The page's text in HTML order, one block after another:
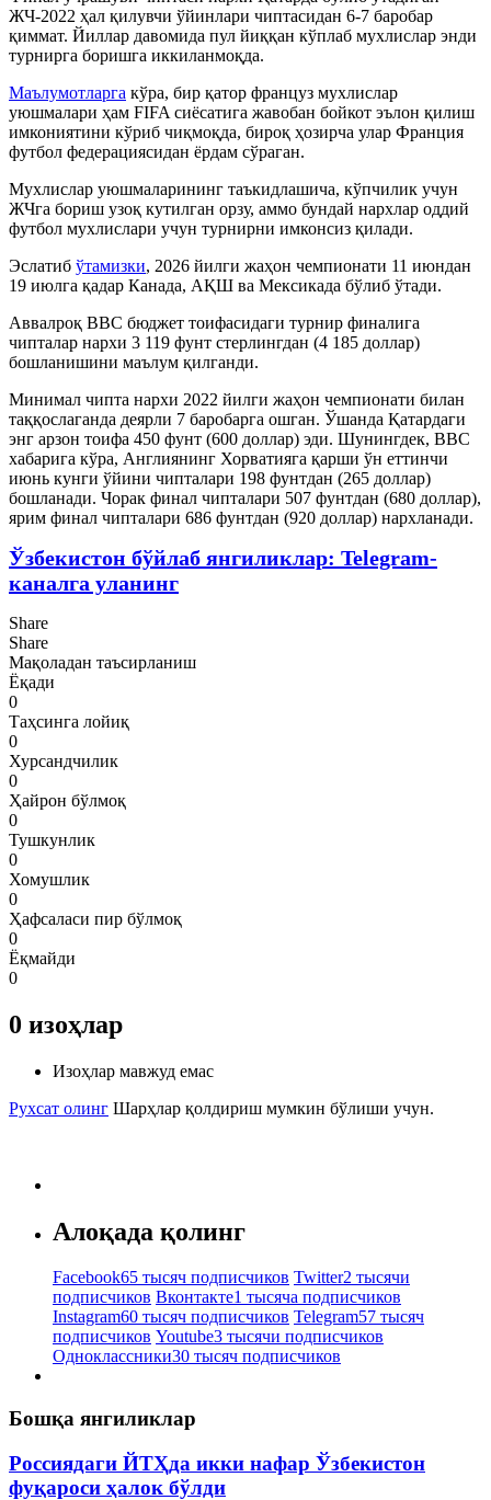
ЖЧ-2022 ҳал қилувчи ўйинлари чиптасидан 6-7 баробар
қиммат. Йиллар давомида пул йиққан кўплаб мухлислар энди
турнирга боришга иккиланмоқда.
Маълумотларга кўра, бир қатор француз мухлислар
уюшмалари ҳам FIFA сиёсатига жавобан бойкот эълон қилиш
имкониятини кўриб чиқмоқда, бироқ ҳозирча улар Франция
футбол федерациясидан ёрдам сўраган.
Мухлислар уюшмаларининг таъкидлашича, кўпчилик учун
ЖЧга бориш узоқ кутилган орзу, аммо бундай нархлар оддий
футбол мухлислари учун турнирни имконсиз қилади.
Эслатиб ўтамизки, 2026 йилги жаҳон чемпионати 11 июндан
19 июлга қадар Канада, АҚШ ва Мексикада бўлиб ўтади.
Аввалроқ BBC бюджет тоифасидаги турнир финалига
чипталар нархи 3 119 фунт стерлингдан (4 185 доллар)
бошланишини маълум қилганди.
Минимал чипта нархи 2022 йилги жаҳон чемпионати билан
таққослаганда деярли 7 баробарга ошган. Ўшанда Қатардаги
энг арзон тоифа 450 фунт (600 доллар) эди. Шунингдек, BBC
хабарига кўра, Англиянинг Хорватияга қарши ўн еттинчи
июнь кунги ўйини чипталари 198 фунтдан (265 доллар)
бошланади. Чорак финал чипталари 507 фунтдан (680 доллар),
ярим финал чипталари 686 фунтдан (920 доллар) нархланади.
Ўзбекистон бўйлаб янгиликлар: Telegram-
каналга уланинг
Share
Share
Мақоладан таъсирланиш
Ёқади
0
Таҳсинга лойиқ
0
Хурсандчилик
0
Ҳайрон бўлмоқ
0
Тушкунлик
0
Хомушлик
0
Ҳафсаласи пир бўлмоқ
0
Ёқмайди
0
0 изоҳлар
Изоҳлар мавжуд емас
Рухсат олинг Шарҳлар қолдириш мумкин бўлиши учун.
Алоқада қолинг
Facebook65 тысяч подписчиков Twitter2 тысячи
подписчиков Вконтакте1 тысяча подписчиков
Instagram60 тысяч подписчиков Telegram57 тысяч
подписчиков Youtube3 тысячи подписчиков
Одноклассники30 тысяч подписчиков
Бошқа янгиликлар
Россиядаги ЙТҲда икки нафар Ўзбекистон
фуқароси ҳалок бўлди